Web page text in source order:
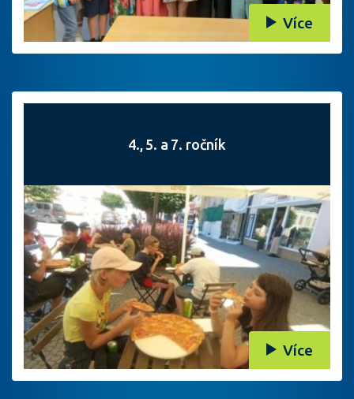
Více
4., 5. a 7. ročník
Více